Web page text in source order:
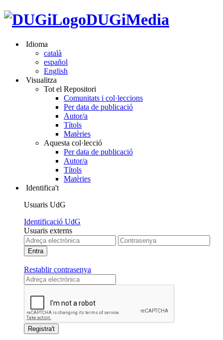
DUGiMedia
Idioma
català
español
English
Visualitza
Tot el Repositori
Comunitats i col·leccions
Per data de publicació
Autor/a
Títols
Matèries
Aquesta col·lecció
Per data de publicació
Autor/a
Títols
Matèries
Identifica't
Usuaris UdG
Identificació UdG
Usuaris externs
Restablir contrasenya